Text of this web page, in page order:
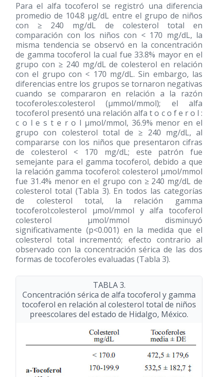
Para el alfa tocoferol se registró una diferencia
promedio de 104.8 μg/dL entre el grupo de niños
con ≥ 240 mg/dL de colesterol total en
comparación con los niños con < 170 mg/dL, la
misma tendencia se observó en la concentración
de gamma tocoferol la cual fue 33.8% mayor en el
grupo con ≥ 240 mg/dL de colesterol en relación
con el grupo con < 170 mg/dL. Sin embargo, las
diferencias entre los grupos se tornaron negativas
cuando se compararon en relación a la razón
tocoferoles:colesterol (μmmol/mmol); el alfa
tocoferol presentó una relación alfa t o c o f e r o l :
c o l e s t e r o l μmol/mmol, 36.9% menor en el
grupo con colesterol total de ≥ 240 mg/dL, al
compararse con los niños que presentaron cifras
de colesterol < 170 mg/dL; este patrón fue
semejante para el gamma tocoferol, debido a que
la relación gamma tocoferol: colesterol μmol/mmol
fue 31.4% menor en el grupo con ≥ 240 mg/dL de
colesterol total (Tabla 3). En todos las categorías
de colesterol total, la relación gamma
tocoferol:colesterol μmol/mmol y alfa tocoferol
colesterol μmol/mmol disminuyó
significativamente (p<0.001) en la medida que el
colesterol total incrementó; efecto contrario al
observado con la concentración sérica de las dos
formas de tocoferoles evaluadas (Tabla 3).
TABLA 3.
Concentración sérica de alfa tocoferol y gamma
tocoferol en relación al colesterol total de niños
preescolares del estado de Hidalgo, México.